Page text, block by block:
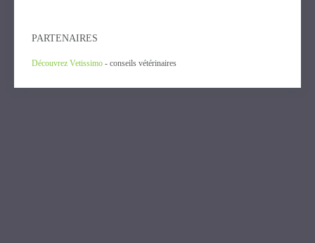
PARTENAIRES
Découvrez Vetissimo - conseils vétérinaires